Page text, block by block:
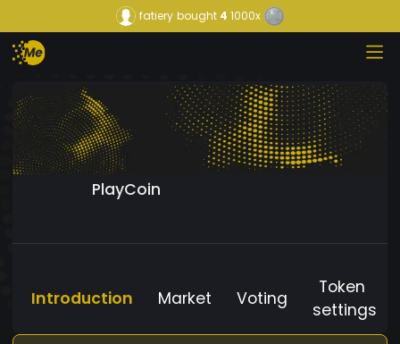
fatiery bought 4 1000x
PlayCoin
Introduction Market Voting
Token
settings